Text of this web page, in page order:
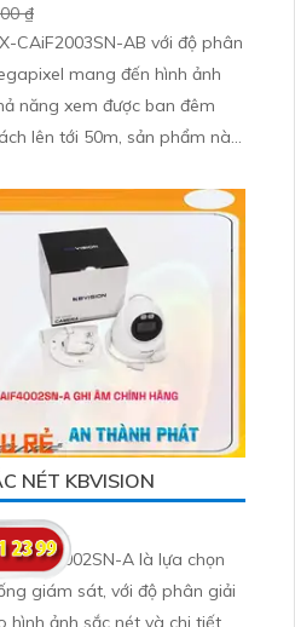
₫
CAiF2003SN-AB với độ phân
mang đến hình ảnh
lên tới 50m, sản phẩm này
ổn định mà không ảnh hưởng
NÉT KBVISION
₫
CAiF4002SN-A là lựa chọn
giám sát, với độ phân giải
hình ảnh sắc nét và chi tiết.